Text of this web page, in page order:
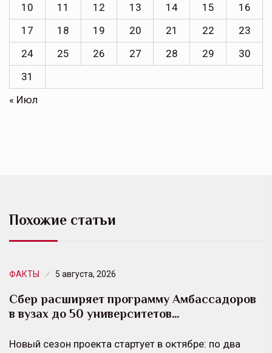
10
11 12 13 14 15
16
17
18 19 20 21 22
23
24
25 26 27 28 29
30
31
« Июл
Похожие статьи
ФАКТЫ 5 августа, 2026
Сбер расширяет программу Амбассадоров
в вузах до 50 университетов…
Новый сезон проекта стартует в октябре: по два